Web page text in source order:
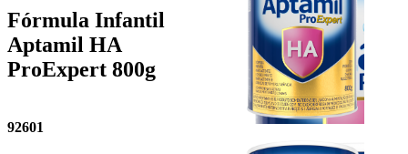
Fórmula Infantil
Aptamil HA
ProExpert 800g
92601